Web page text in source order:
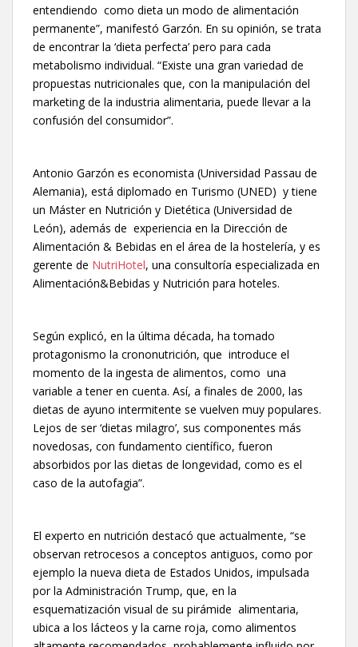
entendiendo como dieta un modo de alimentación
permanente”, manifestó Garzón. En su opinión, se trata
de encontrar la ‘dieta perfecta’ pero para cada
metabolismo individual. “Existe una gran variedad de
propuestas nutricionales que, con la manipulación del
marketing de la industria alimentaria, puede llevar a la
confusión del consumidor”.
Antonio Garzón es economista (Universidad Passau de
Alemania), está diplomado en Turismo (UNED) y tiene
un Máster en Nutrición y Dietética (Universidad de
León), además de experiencia en la Dirección de
Alimentación & Bebidas en el área de la hostelería, y es
gerente de NutriHotel, una consultoría especializada en
Alimentación&Bebidas y Nutrición para hoteles.
Según explicó, en la última década, ha tomado
protagonismo la crononutrición, que introduce el
momento de la ingesta de alimentos, como una
variable a tener en cuenta. Así, a finales de 2000, las
dietas de ayuno intermitente se vuelven muy populares.
Lejos de ser ‘dietas milagro’, sus componentes más
novedosas, con fundamento científico, fueron
absorbidos por las dietas de longevidad, como es el
caso de la autofagia”.
El experto en nutrición destacó que actualmente, “se
observan retrocesos a conceptos antiguos, como por
ejemplo la nueva dieta de Estados Unidos, impulsada
por la Administración Trump, que, en la
esquematización visual de su pirámide alimentaria,
ubica a los lácteos y la carne roja, como alimentos